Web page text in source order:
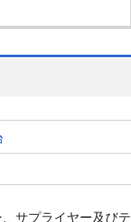
サプライヤー及びテ